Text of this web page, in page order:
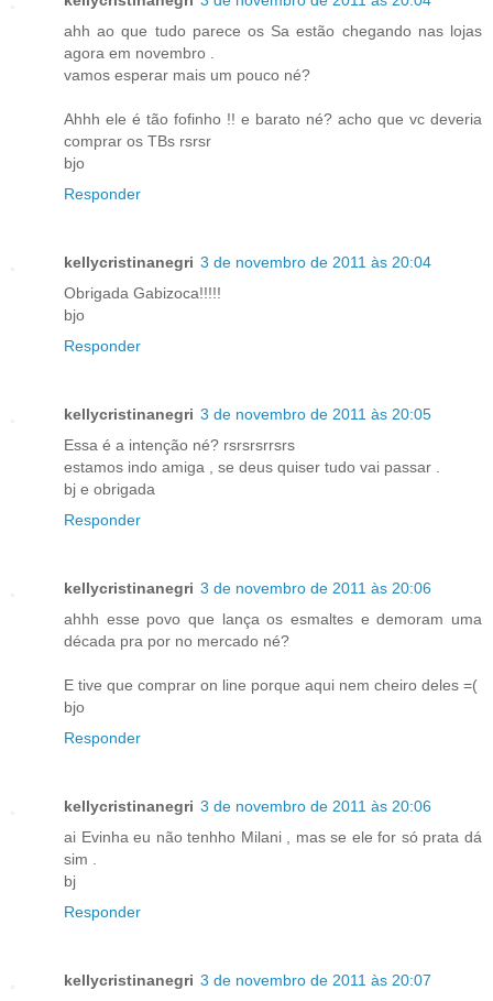
ahh ao que tudo parece os Sa estão chegando nas lojas
agora em novembro .
vamos esperar mais um pouco né?
Ahhh ele é tão fofinho !! e barato né? acho que vc deveria
comprar os TBs rsrsr
bjo
Responder
kellycristinanegri 3 de novembro de 2011 às 20:04
Obrigada Gabizoca!!!!!
bjo
Responder
kellycristinanegri 3 de novembro de 2011 às 20:05
Essa é a intenção né? rsrsrsrrsrs
estamos indo amiga , se deus quiser tudo vai passar .
bj e obrigada
Responder
kellycristinanegri 3 de novembro de 2011 às 20:06
ahhh esse povo que lança os esmaltes e demoram uma
década pra por no mercado né?
E tive que comprar on line porque aqui nem cheiro deles =(
bjo
Responder
kellycristinanegri 3 de novembro de 2011 às 20:06
ai Evinha eu não tenhho Milani , mas se ele for só prata dá
sim .
bj
Responder
kellycristinanegri 3 de novembro de 2011 às 20:07